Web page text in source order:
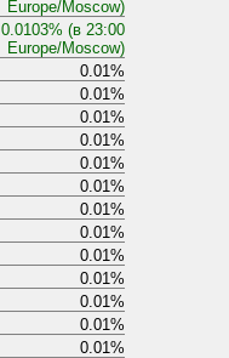
Europe/Moscow)
0.0103% (в 23:00
Europe/Moscow)
0.01%
0.01%
0.01%
0.01%
0.01%
0.01%
0.01%
0.01%
0.01%
0.01%
0.01%
0.01%
0.01%